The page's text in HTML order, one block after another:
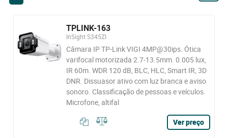
TPLINK-163
InSight S345ZI
Câmara IP TP-Link VIGI 4MP@30ips. Ótica
varifocal motorizada 2.7-13.5mm. 0.005 lux,
IR 60m. WDR 120 dB, BLC, HLC, Smart IR, 3D
DNR. Dissuasor ativo com luz branca e aviso
sonoro. Classificação de pessoas e veículos.
Microfone, altifal
Ver preço